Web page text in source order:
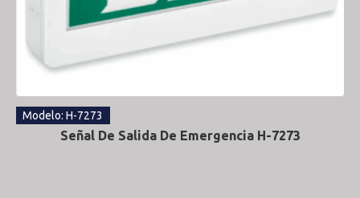
Modelo: H-7273
Señal De Salida De Emergencia H-7273